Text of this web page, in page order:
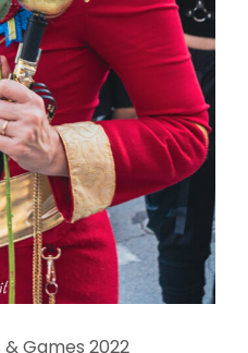
Games 2022